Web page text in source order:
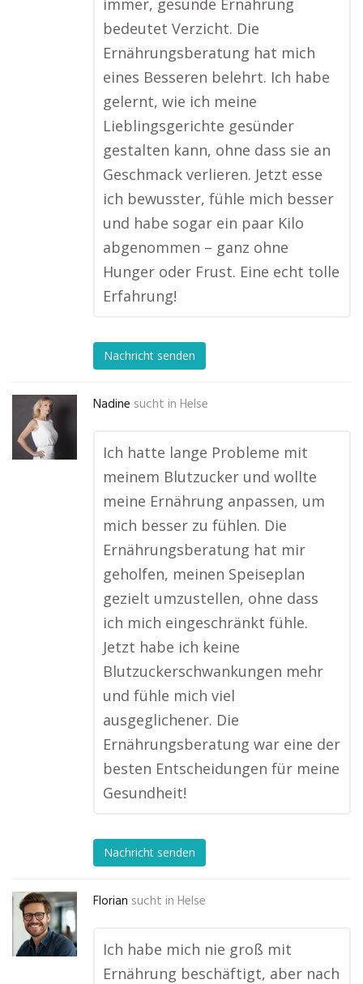
immer, gesunde Ernährung
bedeutet Verzicht. Die
Ernährungsberatung hat mich
eines Besseren belehrt. Ich habe
gelernt, wie ich meine
Lieblingsgerichte gesünder
gestalten kann, ohne dass sie an
Geschmack verlieren. Jetzt esse
ich bewusster, fühle mich besser
und habe sogar ein paar Kilo
abgenommen – ganz ohne
Hunger oder Frust. Eine echt tolle
Erfahrung!
Nachricht senden
Nadine sucht in Helse
Ich hatte lange Probleme mit
meinem Blutzucker und wollte
meine Ernährung anpassen, um
mich besser zu fühlen. Die
Ernährungsberatung hat mir
geholfen, meinen Speiseplan
gezielt umzustellen, ohne dass
ich mich eingeschränkt fühle.
Jetzt habe ich keine
Blutzuckerschwankungen mehr
und fühle mich viel
ausgeglichener. Die
Ernährungsberatung war eine der
besten Entscheidungen für meine
Gesundheit!
Nachricht senden
Florian sucht in Helse
Ich habe mich nie groß mit
Ernährung beschäftigt, aber nach